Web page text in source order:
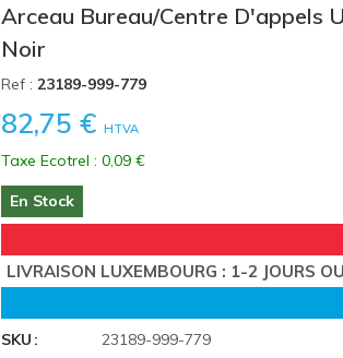
Arceau Bureau/Centre D'appels
Noir
Ref : 23189-999-779
82,75 € HTVA
Taxe Ecotrel : 0,09 €
En Stock
LIVRAISON LUXEMBOURG : 1-2 JOURS
SKU
23189-999-779